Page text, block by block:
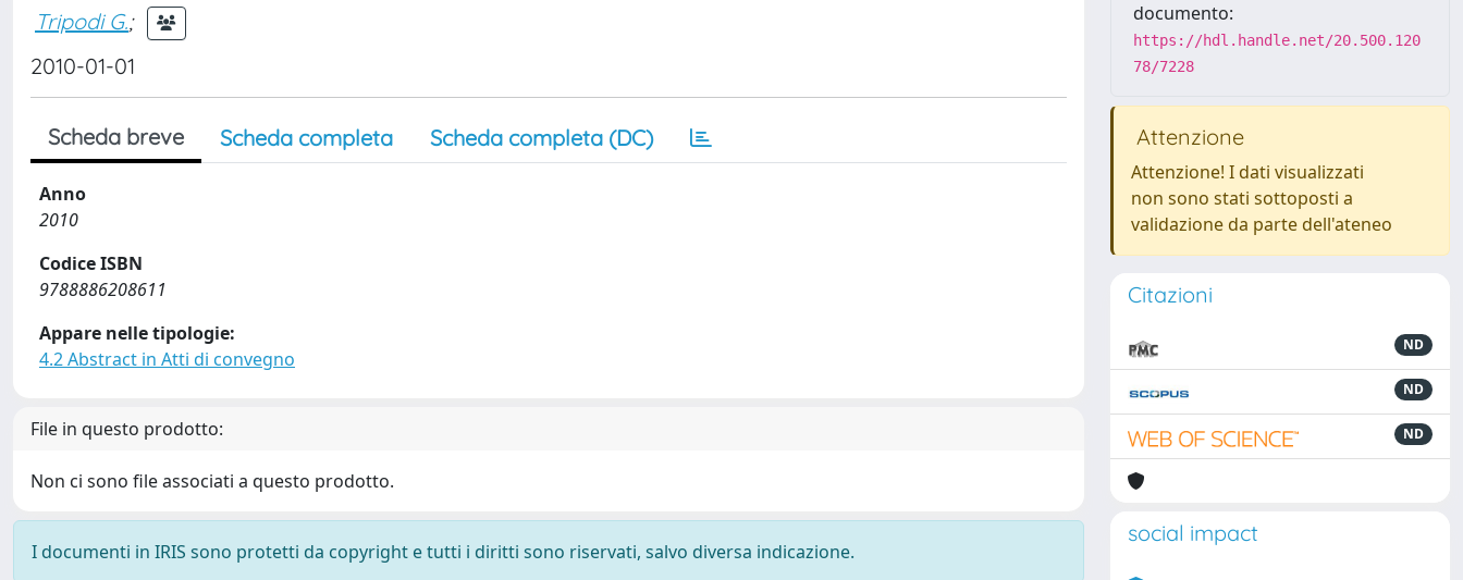
Tripodi G.;
2010-01-01
Scheda breve Scheda completa Scheda completa (DC)
Anno
2010
Codice ISBN
9788886208611
Appare nelle tipologie:
4.2 Abstract in Atti di convegno
File in questo prodotto:
Non ci sono file associati a questo prodotto.
I documenti in IRIS sono protetti da copyright e tutti i diritti sono riservati, salvo diversa indicazione.
documento:
https://hdl.handle.net/20.500.120
78/7228
Attenzione
Attenzione! I dati visualizzati
non sono stati sottoposti a
validazione da parte dell'ateneo
Citazioni
ND
ND
ND
social impact